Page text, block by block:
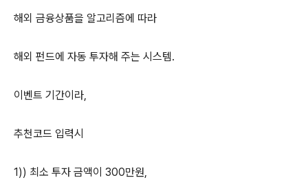
해외 금융상품을 알고리즘에 따라
해외 펀드에 자동 투자해 주는 시스템.
이벤트 기간이라,
추천코드 입력시
1)) 최소 투자 금액이 300만원,